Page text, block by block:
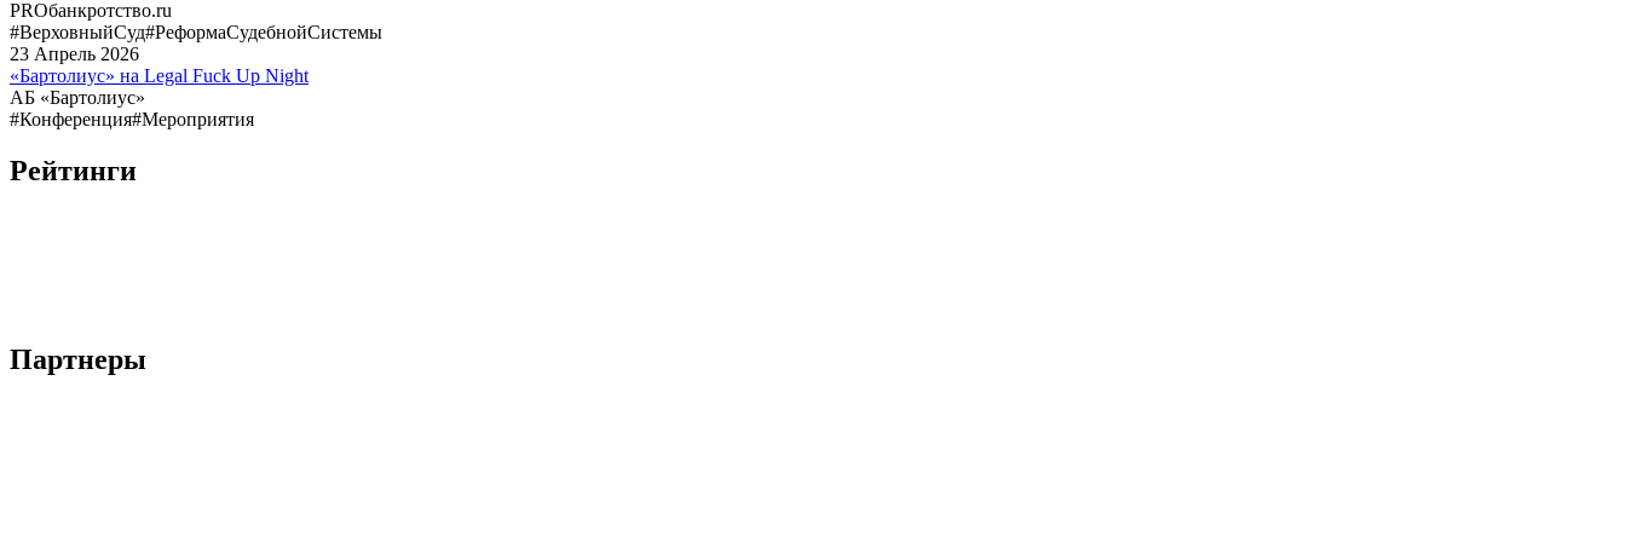
PROбанкротство.ru
#ВерховныйСуд#РеформаСудебнойСистемы
23 Апрель 2026
«Бартолиус» на Legal Fuck Up Night
АБ «Бартолиус»
#Конференция#Мероприятия
Рейтинги
Партнеры